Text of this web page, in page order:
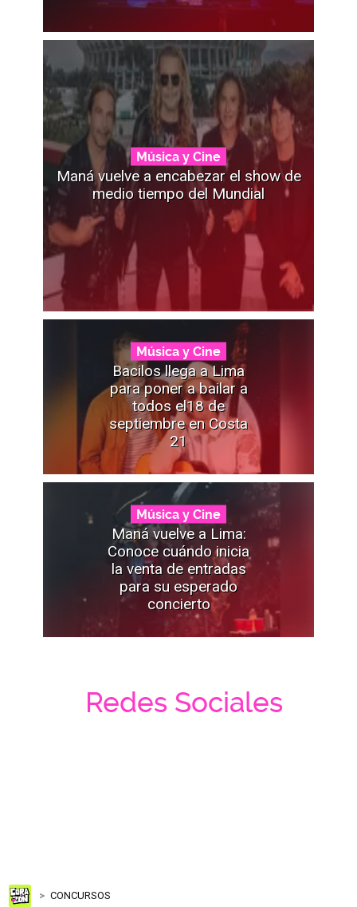
Música y Cine
Maná vuelve a encabezar el show de
medio tiempo del Mundial
Música y Cine
Bacilos llega a Lima
para poner a bailar a
todos el18 de
septiembre en Costa
21
Música y Cine
Maná vuelve a Lima:
Conoce cuándo inicia
la venta de entradas
para su esperado
concierto
Redes Sociales
CONCURSOS